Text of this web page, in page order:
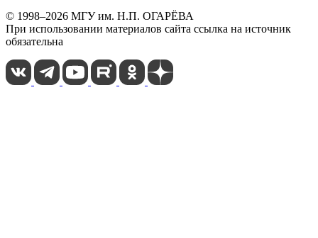
© 1998–2026 МГУ им. Н.П. ОГАРЁВА
При использовании материалов сайта ссылка на источник
обязательна